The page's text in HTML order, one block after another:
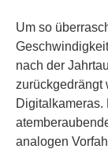
Um so
nach der
zurückgedrängt
Digitalkameras.
analogen